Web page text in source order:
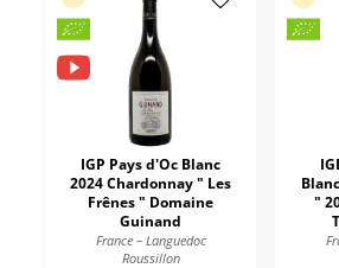
IGP Pays d'Oc Blanc
2024 Chardonnay " Les
Frênes " Domaine
Guinand
France – Languedoc
Roussillon
"